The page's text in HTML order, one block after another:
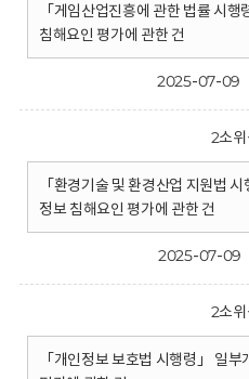
「게임산업진흥에 관한 법률 시
침해요인 평가에 관한 건
2025-07-09
2소위
「환경기술 및 환경산업 지원법
정보 침해요인 평가에 관한 건
2025-07-09
2소위
「개인정보 보호법 시행령」 일